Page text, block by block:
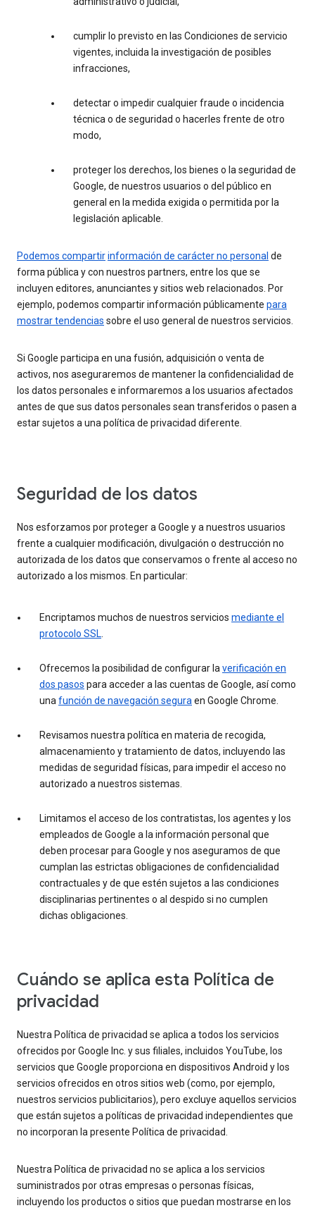
cumplir lo previsto en las Condiciones de servicio
vigentes, incluida la investigación de posibles
infracciones,
detectar o impedir cualquier fraude o incidencia
técnica o de seguridad o hacerles frente de otro
modo,
proteger los derechos, los bienes o la seguridad de
Google, de nuestros usuarios o del público en
general en la medida exigida o permitida por la
legislación aplicable.
Podemos compartirinformación de carácter no personal de
forma pública y con nuestros partners, entre los que se
incluyen editores, anunciantes y sitios web relacionados. Por
ejemplo, podemos compartir información públicamente para
mostrar tendencias sobre el uso general de nuestros servicios.
Si Google participa en una fusión, adquisición o venta de
activos, nos aseguraremos de mantener la confidencialidad de
los datos personales e informaremos a los usuarios afectados
antes de que sus datos personales sean transferidos o pasen a
estar sujetos a una política de privacidad diferente.
Seguridad de los datos
Nos esforzamos por proteger a Google y a nuestros usuarios
frente a cualquier modificación, divulgación o destrucción no
autorizada de los datos que conservamos o frente al acceso no
autorizado a los mismos. En particular:
Encriptamos muchos de nuestros servicios mediante el
protocolo SSL.
Ofrecemos la posibilidad de configurar laverificación en
dos pasos para acceder a las cuentas de Google, así como
unafunción de navegación seguraen Google Chrome.
Revisamos nuestra política en materia de recogida,
almacenamiento y tratamiento de datos, incluyendo las
medidas de seguridad físicas, para impedir el acceso no
autorizado a nuestros sistemas.
Limitamos el acceso de los contratistas, los agentes y los
empleados de Google a la información personal que
deben procesar para Google y nos aseguramos de que
cumplan las estrictas obligaciones de confidencialidad
contractuales y de que estén sujetos a las condiciones
disciplinarias pertinentes o al despido si no cumplen
dichas obligaciones.
Cuándo se aplica esta Política de
privacidad
Nuestra Política de privacidad se aplica a todos los servicios
ofrecidos por Google Inc. y sus filiales, incluidos YouTube, los
servicios que Google proporciona en dispositivos Android y los
servicios ofrecidos en otros sitios web (como, por ejemplo,
nuestros servicios publicitarios), pero excluye aquellos servicios
que están sujetos a políticas de privacidad independientes que
no incorporan la presente Política de privacidad.
Nuestra Política de privacidad no se aplica a los servicios
suministrados por otras empresas o personas físicas,
incluyendo los productos o sitios que puedan mostrarse en los